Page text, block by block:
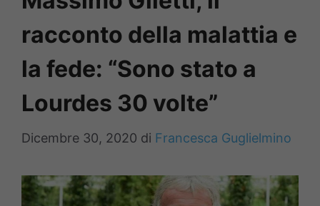
racconto della malattia e
la fede: “Sono stato a
Lourdes 30 volte”
Dicembre 30, 2020 di Francesca Guglielmino